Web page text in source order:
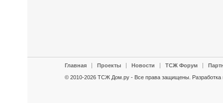
Главная Проекты Новости ТСЖ Форум
© 2010-2026 ТСЖ Дом.ру - Все права защищены.